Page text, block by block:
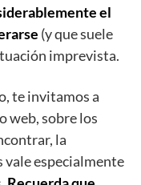
el
(y que suele
imprevista.
te invitamos a
web, sobre los
la
vale especialmente